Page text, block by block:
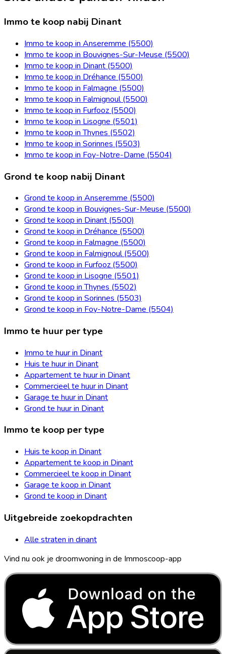
Immo te koop nabij Dinant
Immo te koop in Anseremme (5500)
Immo te koop in Bouvignes-Sur-Meuse (5500)
Immo te koop in Dinant (5500)
Immo te koop in Dréhance (5500)
Immo te koop in Falmagne (5500)
Immo te koop in Falmignoul (5500)
Immo te koop in Furfooz (5500)
Immo te koop in Lisogne (5501)
Immo te koop in Thynes (5502)
Immo te koop in Sorinnes (5503)
Immo te koop in Foy-Notre-Dame (5504)
Grond te koop nabij Dinant
Grond te koop in Anseremme (5500)
Grond te koop in Bouvignes-Sur-Meuse (5500)
Grond te koop in Dinant (5500)
Grond te koop in Dréhance (5500)
Grond te koop in Falmagne (5500)
Grond te koop in Falmignoul (5500)
Grond te koop in Furfooz (5500)
Grond te koop in Lisogne (5501)
Grond te koop in Thynes (5502)
Grond te koop in Sorinnes (5503)
Grond te koop in Foy-Notre-Dame (5504)
Immo te huur per type
Immo te huur in Dinant
Huis te huur in Dinant
Appartement te huur in Dinant
Commercieel te huur in Dinant
Garage te huur in Dinant
Grond te huur in Dinant
Immo te koop per type
Huis te koop in Dinant
Appartement te koop in Dinant
Commercieel te koop in Dinant
Garage te koop in Dinant
Grond te koop in Dinant
Uitgebreide zoekopdrachten
Alle straten in dinant
Vind nu ook je droomwoning in de Immoscoop-app